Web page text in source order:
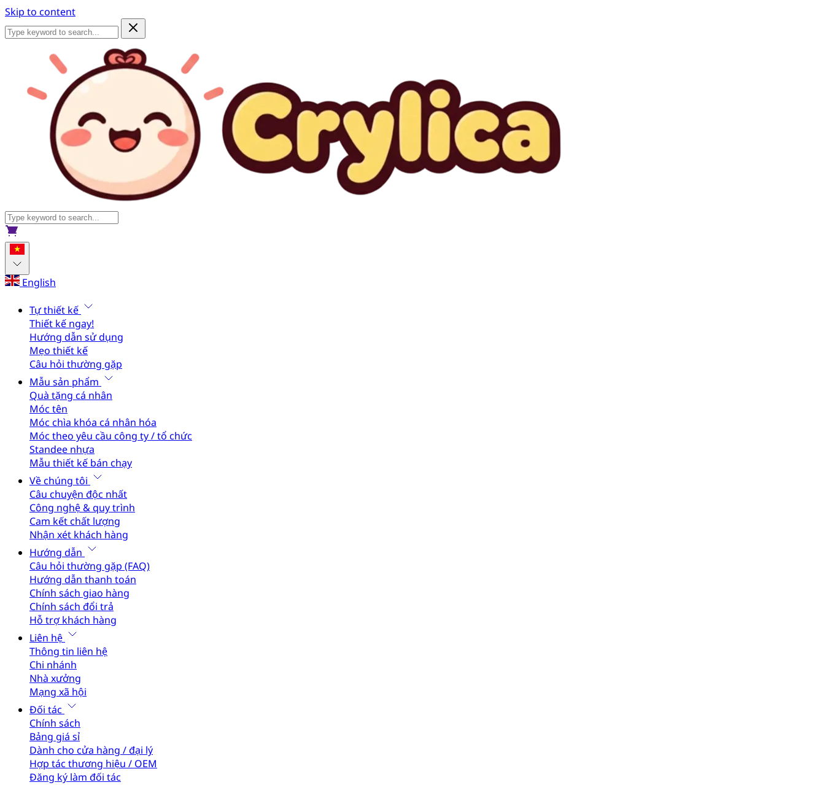
Skip to content
English
Tự thiết kế
Thiết kế ngay!
Hướng dẫn sử dụng
Mẹo thiết kế
Câu hỏi thường gặp
Mẫu sản phẩm
Quà tặng cá nhân
Móc tên
Móc chìa khóa cá nhân hóa
Móc theo yêu cầu công ty / tổ chức
Standee nhựa
Mẫu thiết kế bán chạy
Về chúng tôi
Câu chuyện độc nhất
Công nghệ & quy trình
Cam kết chất lượng
Nhận xét khách hàng
Hướng dẫn
Câu hỏi thường gặp (FAQ)
Hướng dẫn thanh toán
Chính sách giao hàng
Chính sách đổi trả
Hỗ trợ khách hàng
Liên hệ
Thông tin liên hệ
Chi nhánh
Nhà xưởng
Mạng xã hội
Đối tác
Chính sách
Bảng giá sỉ
Dành cho cửa hàng / đại lý
Hợp tác thương hiệu / OEM
Đăng ký làm đối tác